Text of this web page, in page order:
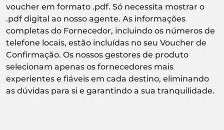
voucher em formato .pdf. Só necessita mostrar o
.pdf digital ao nosso agente. As informações
completas do Fornecedor, incluindo os números de
telefone locais, estão incluídas no seu Voucher de
Confirmação. Os nossos gestores de produto
selecionam apenas os fornecedores mais
experientes e fiáveis em cada destino, eliminando
as dúvidas para si e garantindo a sua tranquilidade.